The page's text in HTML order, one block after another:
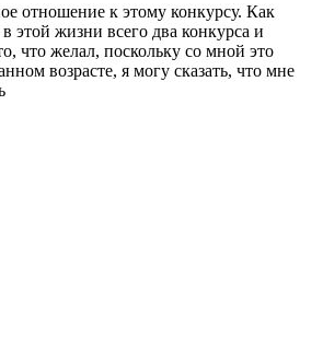
отношение к этому конкурсу. Как
этой жизни всего два конкурса и
что желал, поскольку со мной это
возрасте, я могу сказать, что мне